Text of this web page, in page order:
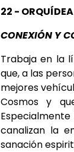
22 -
CONEXIÓN Y
Trabaja en la
que, a las
mejores
Cosmos y
canalizan la
sanación